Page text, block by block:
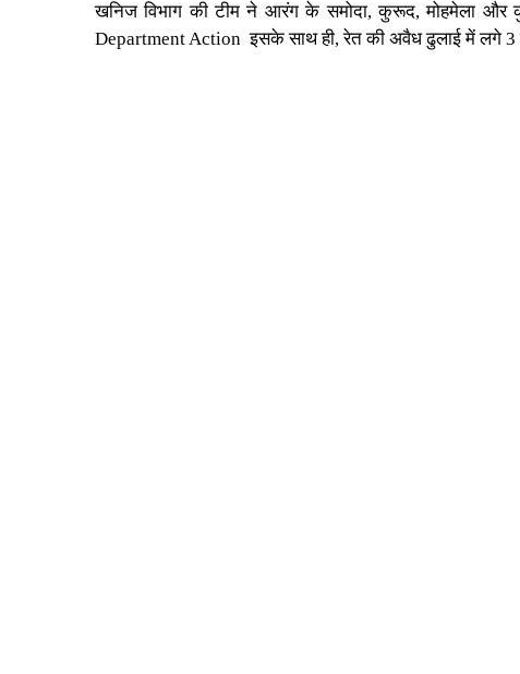
खनिज विभाग की टीम ने आरंग के समोदा, कुरूद, मोहमेला और
Department Action इसके साथ ही, रेत की अवैध ढुलाई में लगे 3